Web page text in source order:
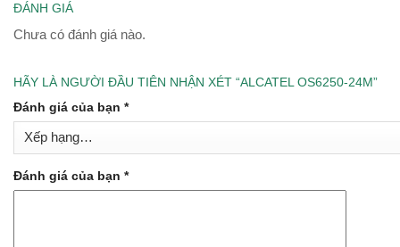
ĐÁNH GIÁ
Chưa có đánh giá nào.
HÃY LÀ NGƯỜI ĐẦU TIÊN NHẬN XÉT “ALCATEL OS6250-24M”
Đánh giá của bạn *
Đánh giá của bạn *